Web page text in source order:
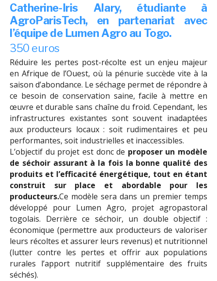
Catherine-Iris Alary, étudiante à
AgroParisTech, en partenariat avec
l’équipe de Lumen Agro au Togo.
350 euros
Réduire les pertes post-récolte est un enjeu majeur
en Afrique de l’Ouest, où la pénurie succède vite à la
saison d’abondance. Le séchage permet de répondre à
ce besoin de conservation saine, facile à mettre en
œuvre et durable sans chaîne du froid. Cependant, les
infrastructures existantes sont souvent inadaptées
aux producteurs locaux : soit rudimentaires et peu
performantes, soit industrielles et inaccessibles.
L’objectif du projet est donc de proposer un modèle
de séchoir assurant à la fois la bonne qualité des
produits et l’efficacité énergétique, tout en étant
construit sur place et abordable pour les
producteurs.Ce modèle sera dans un premier temps
développé pour Lumen Agro, projet agropastoral
togolais. Derrière ce séchoir, un double objectif :
économique (permettre aux producteurs de valoriser
leurs récoltes et assurer leurs revenus) et nutritionnel
(lutter contre les pertes et offrir aux populations
rurales l’apport nutritif supplémentaire des fruits
séchés).